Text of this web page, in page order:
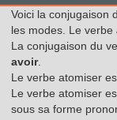
Voici la conjugaison
les modes. Le verbe
La conjugaison du
avoir.
Le verbe atomiser
Le verbe atomiser
sous sa forme